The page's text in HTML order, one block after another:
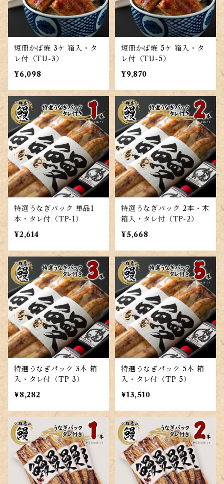
短冊かば焼 3ケ 箱入・タ
レ付（TU-3）
¥6,098
短冊かば焼 5ケ 箱入・タ
レ付（TU-5）
¥9,870
特選うなぎパック 単品1
本・タレ付（TP-1）
¥2,614
特選うなぎパック 2本・木
箱入・タレ付（TP-2）
¥5,668
特選うなぎパック 3本 箱
入・タレ付（TP-3）
¥8,282
特選うなぎパック 5本 箱
入・タレ付（TP-5）
¥13,510